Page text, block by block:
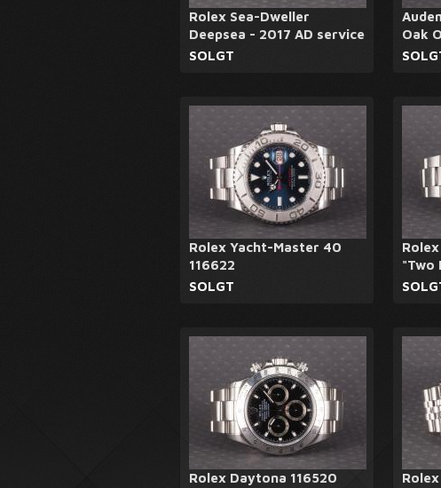
Rolex Sea-Dweller
Deepsea - 2017 AD service
SOLGT
Oak
Rolex Yacht-Master 40
116622
SOLGT
"Two
Rolex Daytona 116520